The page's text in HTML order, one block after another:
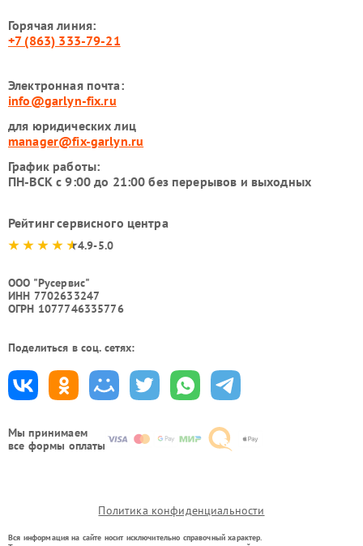
Мы принимаем
все формы оплаты
Горячая линия:
+7 (863) 333-79-21
Электронная почта:
info@garlyn-fix.ru
для юридических лиц
manager@fix-garlyn.ru
График работы:
ПН-ВСК с 9:00 до 21:00 без перерывов и выходных
Рейтинг сервисного центра
4.9-5.0
ООО "Русервис"
ИНН 7702633247
ОГРН 1077746335776
Поделиться в соц. сетях:
Политика конфиденциальности
Вся информация на сайте носит исключительно справочный характер.